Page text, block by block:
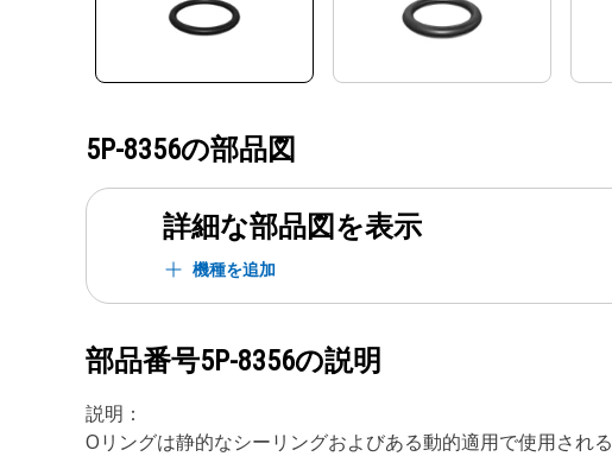
5P-8356の部品図
詳細な部品図を表示
機種を追加
部品番号5P-8356の説明
説明：
Oリングは静的なシーリングおよびある動的適用で使用される